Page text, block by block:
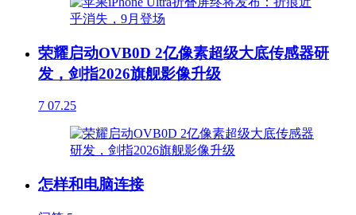
荣耀启动OVB0D 2亿像素超级大底传感器研
发，剑指2026旗舰影像升级
7 07.25
怎样和电脑连接